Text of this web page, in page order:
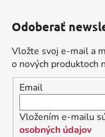
Odoberať
Vložte svoj e-mail a
o nových produktoch
Email
Vložením e-mailu
osobných údajov